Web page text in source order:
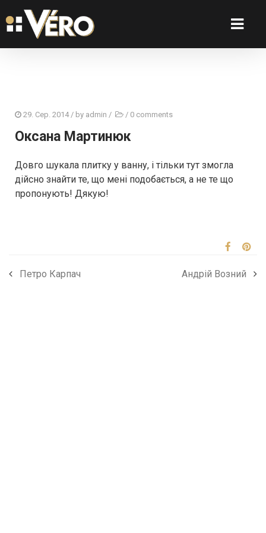
29. Сер. 2014/ by admin / / 0 comments
Оксана Мартинюк
Довго шукала плитку у ванну, і тільки тут змогла
дійсно знайти те, що мені подобається, а не те що
пропонують! Дякую!
Петро Карпач Андрій Возний